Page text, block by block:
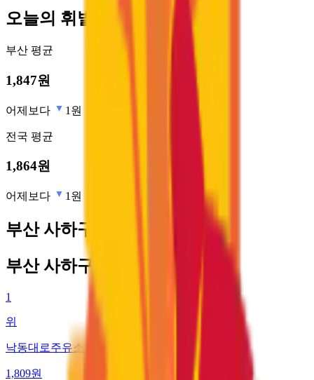
오늘의 휘발유 가격
부산 평균
1,847원
어제보다 1원
전국 평균
1,864원
어제보다 1원
부산 사하구 최저가 주유소
부산 사하구 최저가 주유소
1
위
낙동대로주유소
1,809원